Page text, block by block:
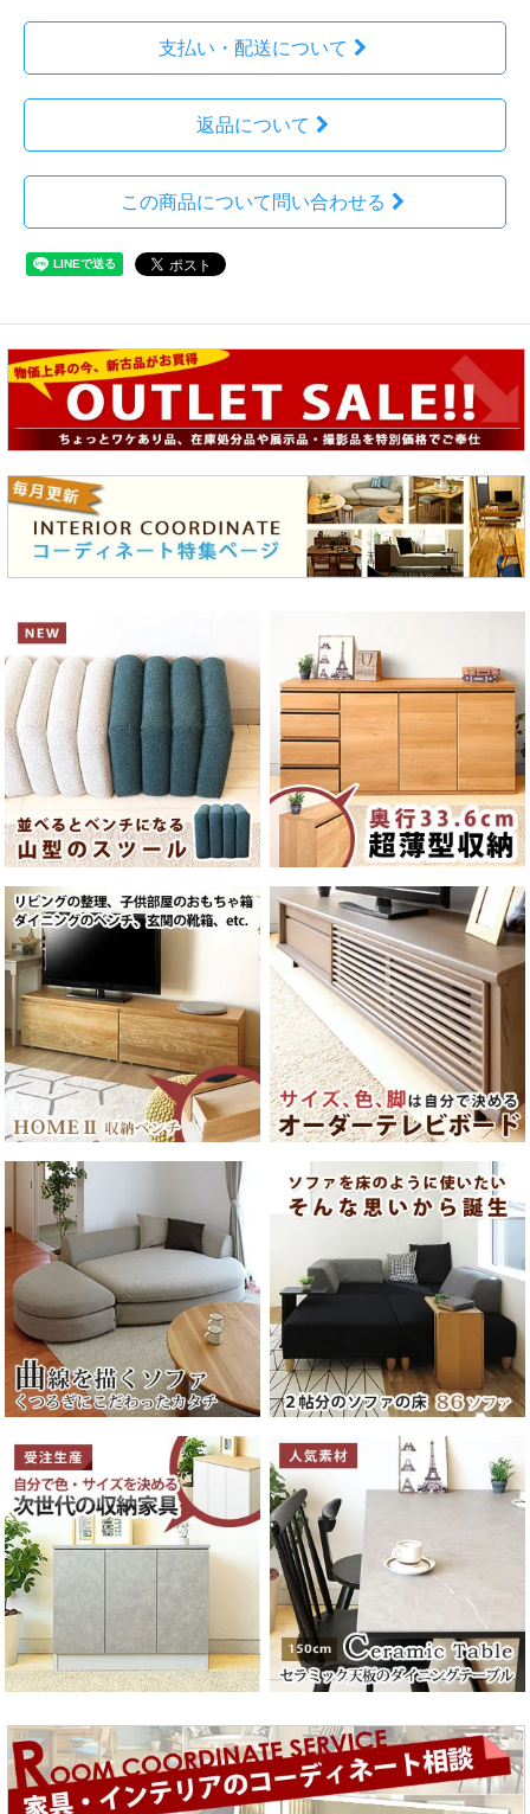
支払い・配送について
返品について
この商品について問い合わせる